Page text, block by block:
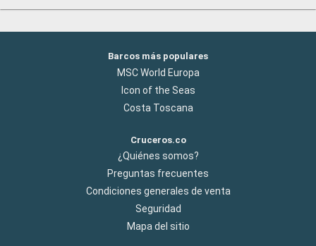
Barcos más populares
MSC World Europa
Icon of the Seas
Costa Toscana
Cruceros.co
¿Quiénes somos?
Preguntas frecuentes
Condiciones generales de venta
Seguridad
Mapa del sitio